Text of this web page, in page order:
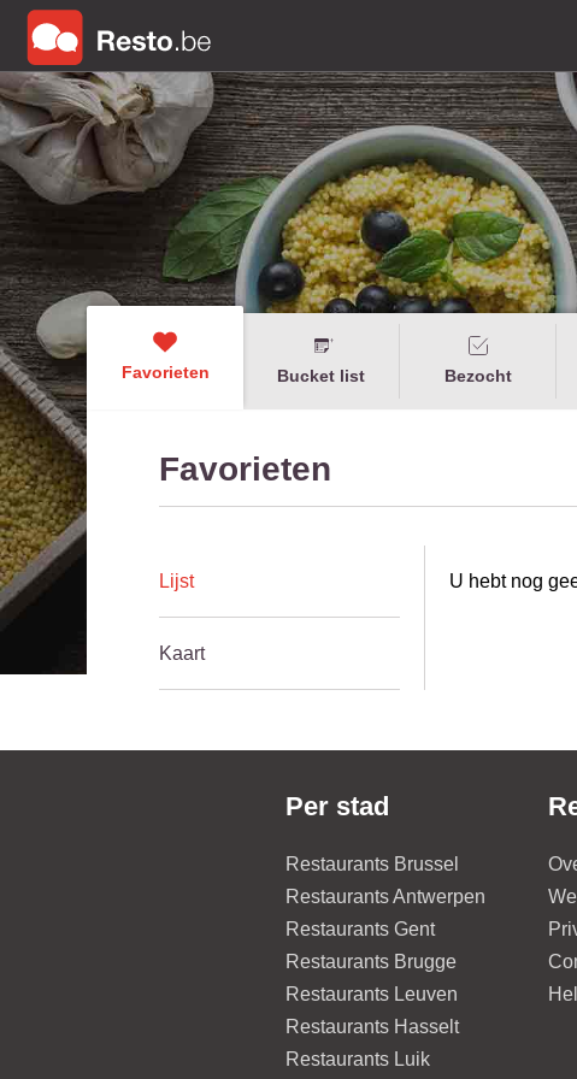
Favorieten Bucket list Bezocht
Favorieten
Lijst
Kaart
U hebt nog
Per stad
Restaurants Brussel
Restaurants Antwerpen
Restaurants Gent
Restaurants Brugge
Restaurants Leuven
Restaurants Hasselt
Restaurants Luik